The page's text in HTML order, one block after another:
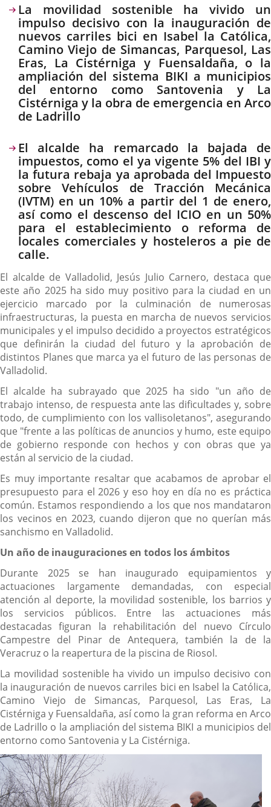
Descripción
La movilidad sostenible ha vivido un
impulso decisivo con la inauguración de
nuevos carriles bici en Isabel la Católica,
Camino Viejo de Simancas, Parquesol, Las
Eras, La Cistérniga y Fuensaldaña, o la
ampliación del sistema BIKI a municipios
del entorno como Santovenia y La
Cistérniga y la obra de emergencia en Arco
de Ladrillo
El alcalde ha remarcado la bajada de
impuestos, como el ya vigente 5% del IBI y
la futura rebaja ya aprobada del Impuesto
sobre Vehículos de Tracción Mecánica
(IVTM) en un 10% a partir del 1 de enero,
así como el descenso del ICIO en un 50%
para el establecimiento o reforma de
locales comerciales y hosteleros a pie de
calle.
El alcalde de Valladolid, Jesús Julio Carnero, destaca que
este año 2025 ha sido muy positivo para la ciudad en un
ejercicio marcado por la culminación de numerosas
infraestructuras, la puesta en marcha de nuevos servicios
municipales y el impulso decidido a proyectos estratégicos
que definirán la ciudad del futuro y la aprobación de
distintos Planes que marca ya el futuro de las personas de
Valladolid.
El alcalde ha subrayado que 2025 ha sido "un año de
trabajo intenso, de respuesta ante las dificultades y, sobre
todo, de cumplimiento con los vallisoletanos", asegurando
que "frente a las políticas de anuncios y humo, este equipo
de gobierno responde con hechos y con obras que ya
están al servicio de la ciudad.
Es muy importante resaltar que acabamos de aprobar el
presupuesto para el 2026 y eso hoy en día no es práctica
común. Estamos respondiendo a los que nos mandataron
los vecinos en 2023, cuando dijeron que no querían más
sanchismo en Valladolid.
Un año de inauguraciones en todos los ámbitos
Durante 2025 se han inaugurado equipamientos y
actuaciones largamente demandadas, con especial
atención al deporte, la movilidad sostenible, los barrios y
los servicios públicos. Entre las actuaciones más
destacadas figuran la rehabilitación del nuevo Círculo
Campestre del Pinar de Antequera, también la de la
Veracruz o la reapertura de la piscina de Riosol.
La movilidad sostenible ha vivido un impulso decisivo con
la inauguración de nuevos carriles bici en Isabel la Católica,
Camino Viejo de Simancas, Parquesol, Las Eras, La
Cistérniga y Fuensaldaña, así como la gran reforma en Arco
de Ladrillo o la ampliación del sistema BIKI a municipios del
entorno como Santovenia y La Cistérniga.